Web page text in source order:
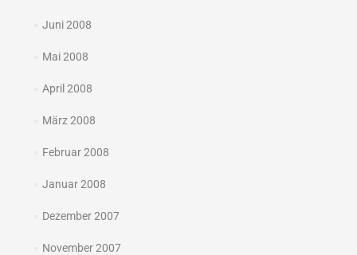
Juni 2008
Mai 2008
April 2008
März 2008
Februar 2008
Januar 2008
Dezember 2007
November 2007